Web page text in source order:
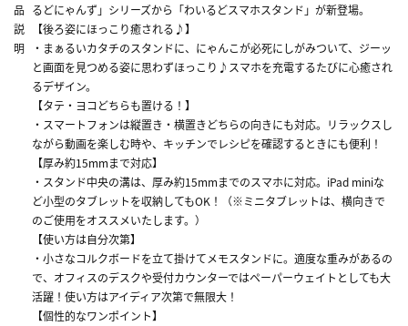
品
説
明
るどにゃんず」シリーズから「わいるどスマホスタンド」が新登場。
【後ろ姿にほっこり癒される♪】
・まぁるいカタチのスタンドに、にゃんこが必死にしがみついて、ジーッ
と画面を見つめる姿に思わずほっこり♪スマホを充電するたびに心癒され
るデザイン。
【タテ・ヨコどちらも置ける！】
・スマートフォンは縦置き・横置きどちらの向きにも対応。リラックスし
ながら動画を楽しむ時や、キッチンでレシピを確認するときにも便利！
【厚み約15mmまで対応】
・スタンド中央の溝は、厚み約15mmまでのスマホに対応。iPad miniな
ど小型のタブレットを収納してもOK！（※ミニタブレットは、横向きで
のご使用をオススメいたします。）
【使い方は自分次第】
・小さなコルクボードを立て掛けてメモスタンドに。適度な重みがあるの
で、オフィスのデスクや受付カウンターではペーパーウェイトとしても大
活躍！使い方はアイディア次第で無限大！
【個性的なワンポイント】